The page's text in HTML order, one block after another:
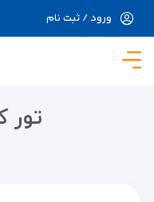
در حال حاضر
ورود / ثبت نام
تور